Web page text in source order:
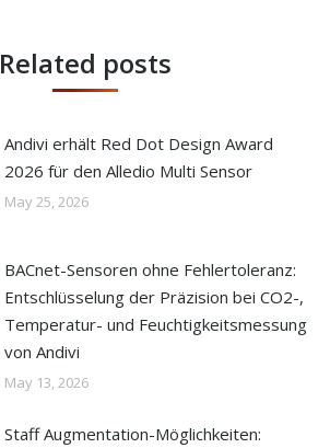
Related posts
Andivi erhält Red Dot Design Award
2026 für den Alledio Multi Sensor
May 25, 2026
BACnet-Sensoren ohne Fehlertoleranz:
Entschlüsselung der Präzision bei CO2-,
Temperatur- und Feuchtigkeitsmessung
von Andivi
May 13, 2026
Staff Augmentation-Möglichkeiten: